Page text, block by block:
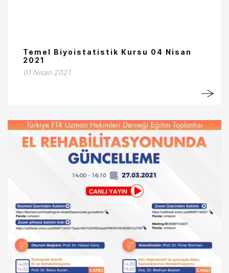
Temel Biyoistatistik Kursu 04 Nisan
2021
01 Nisan 2021